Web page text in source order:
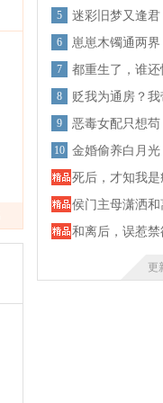
5 迷彩旧梦又逢君
6 崽崽木镯通两界
7 都重生了，谁还
8 贬我为通房？我
9 恶毒女配只想苟
10 金婚偷养白月光
死后，才知我
侯门主母潇洒
和离后，误惹
更